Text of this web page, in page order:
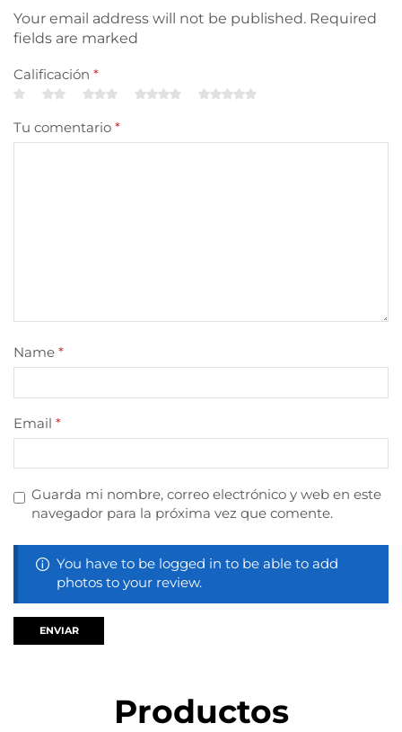
Your email address will not be published. Required
fields are marked
Calificación *
Tu comentario *
Name *
Email *
Guarda mi nombre, correo electrónico y web en este
navegador para la próxima vez que comente.
You have to be logged in to be able to add
photos to your review.
Productos